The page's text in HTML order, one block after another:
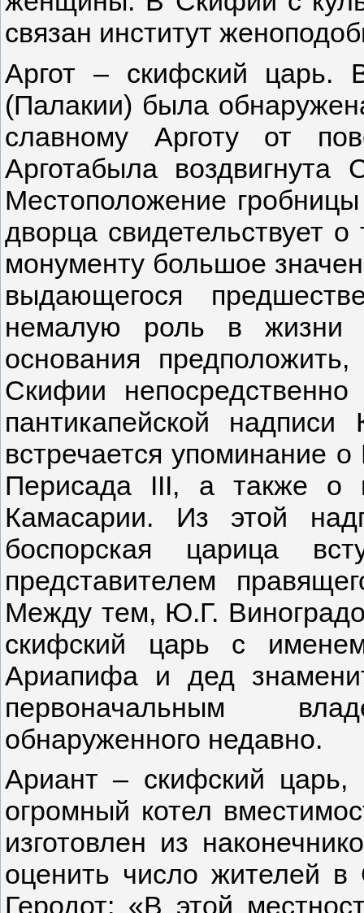
связан институт
Аргот – скифский
(Палакии) была
славному Арготу от
Арготабыла
Местоположение
дворца свидетельствует
монументу большое
выдающегося
немалую роль в жизни
основания
Скифии
пантикапейской надписи
встречается упоминание
Перисада III, а также о
Камасарии. Из этой
боспорская царица
представителем
Между тем, Ю.Г.
скифский царь с
Ариапифа и дед
первоначальным
обнаруженного недавно.
Ариант – скифский царь,
огромный котел
изготовлен из
оценить число жителей
Геродот: «В этой